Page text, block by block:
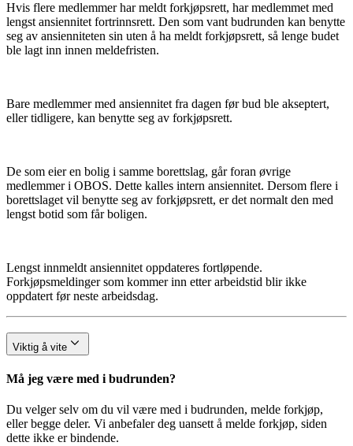
Hvis flere medlemmer har meldt forkjøpsrett, har medlemmet med
lengst ansiennitet fortrinnsrett. Den som vant budrunden kan benytte
seg av ansienniteten sin uten å ha meldt forkjøpsrett, så lenge budet
ble lagt inn innen meldefristen.
Bare medlemmer med ansiennitet fra dagen før bud ble akseptert,
eller tidligere, kan benytte seg av forkjøpsrett.
De som eier en bolig i samme borettslag, går foran øvrige
medlemmer i OBOS. Dette kalles intern ansiennitet. Dersom flere i
borettslaget vil benytte seg av forkjøpsrett, er det normalt den med
lengst botid som får boligen.
Lengst innmeldt ansiennitet oppdateres fortløpende.
Forkjøpsmeldinger som kommer inn etter arbeidstid blir ikke
oppdatert før neste arbeidsdag.
Viktig å vite
Må jeg være med i budrunden?
Du velger selv om du vil være med i budrunden, melde forkjøp,
eller begge deler. Vi anbefaler deg uansett å melde forkjøp, siden
dette ikke er bindende.